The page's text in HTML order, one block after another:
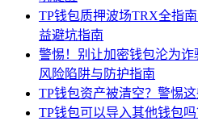
TP钱包质押波场TRX全指
益避坑指南
警惕！别让加密钱包沦为
风险陷阱与防护指南
TP钱包资产被清空？警惕
TP钱包可以导入其他钱包